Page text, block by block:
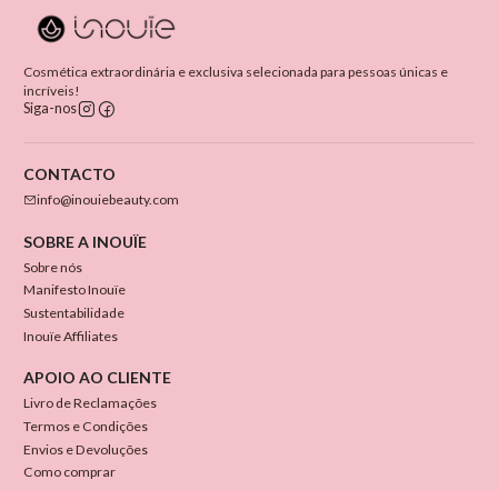
Cosmética extraordinária e exclusiva selecionada para pessoas únicas e
incríveis!
Siga-nos
CONTACTO
info@inouiebeauty.com
SOBRE A INOUÏE
Sobre nós
Manifesto Inouïe
Sustentabilidade
Inouïe Affiliates
APOIO AO CLIENTE
Livro de Reclamações
Termos e Condições
Envios e Devoluções
Como comprar